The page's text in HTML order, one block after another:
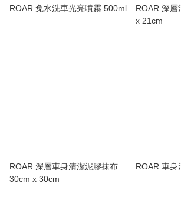
ROAR 免水洗車光亮噴霧 500ml
ROAR 深層
x 21cm
ROAR 深層車身清潔泥膠抹布
30cm x 30cm
ROAR 車